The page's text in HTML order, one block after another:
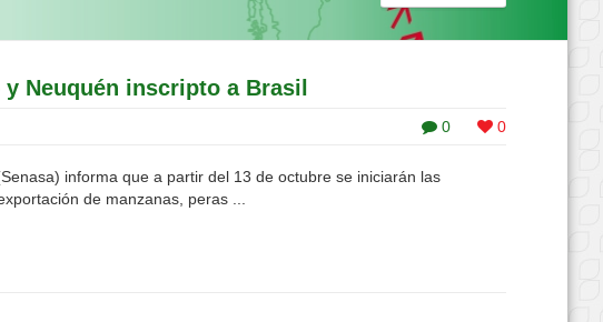
Neuquén inscripto a Brasil
0 0
informa que a partir del 13 de octubre se iniciarán las
de manzanas, peras ...